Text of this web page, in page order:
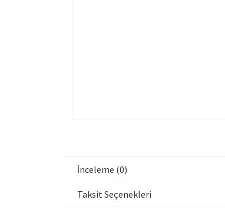
İnceleme (0)
Taksit Seçenekleri